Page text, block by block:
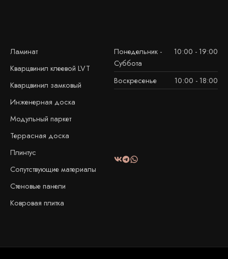
Ламинат
Кварцвинил клеевой LVT
Кварцвинил замковый
Инженерная доска
Модульный паркет
Террасная доска
Плинтус
Сопутствующие материалы
Стеновые панели
Ковровая плитка
Понедельник -
Суббота
10:00 - 19:00
Воскресенье 10:00 - 18:00